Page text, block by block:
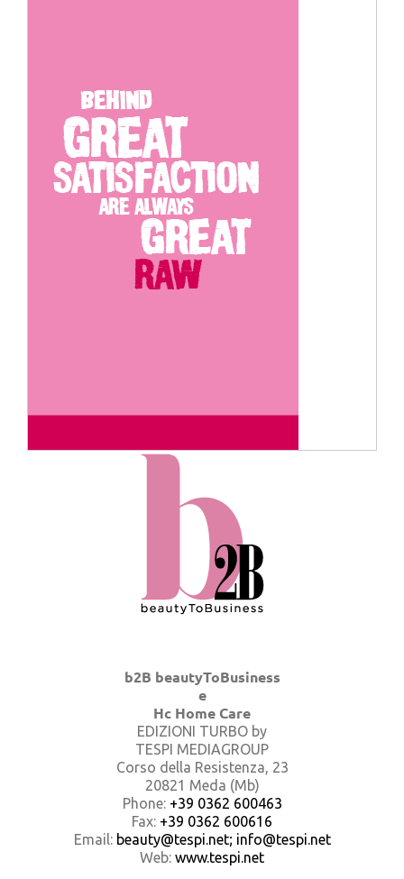
b2B beautyToBusiness
e
Hc Home Care
EDIZIONI TURBO by
TESPI MEDIAGROUP
Corso della Resistenza, 23
20821 Meda (Mb)
Phone: +39 0362 600463
Fax: +39 0362 600616
Email: beauty@tespi.net; info@tespi.net
Web: www.tespi.net